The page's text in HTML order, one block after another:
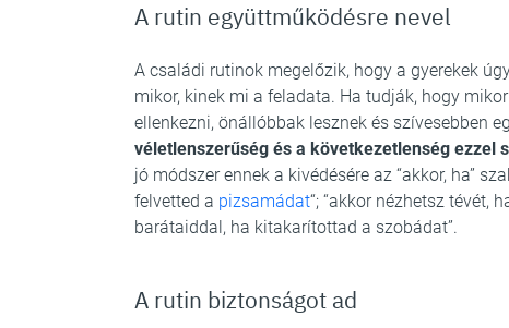
A rutin együttműködésre nevel
A családi rutinok megelőzik, hogy a gyerekek
mikor, kinek mi a feladata. Ha tudják, hogy
ellenkezni, önállóbbak lesznek és szívesebben
véletlenszerűség és a következetlenség
jó módszer ennek a kivédésére az “akkor, ha”
felvetted a pizsamádat“; “akkor nézhetsz tévét,
barátaiddal, ha kitakarítottad a szobádat”.
A rutin biztonságot ad